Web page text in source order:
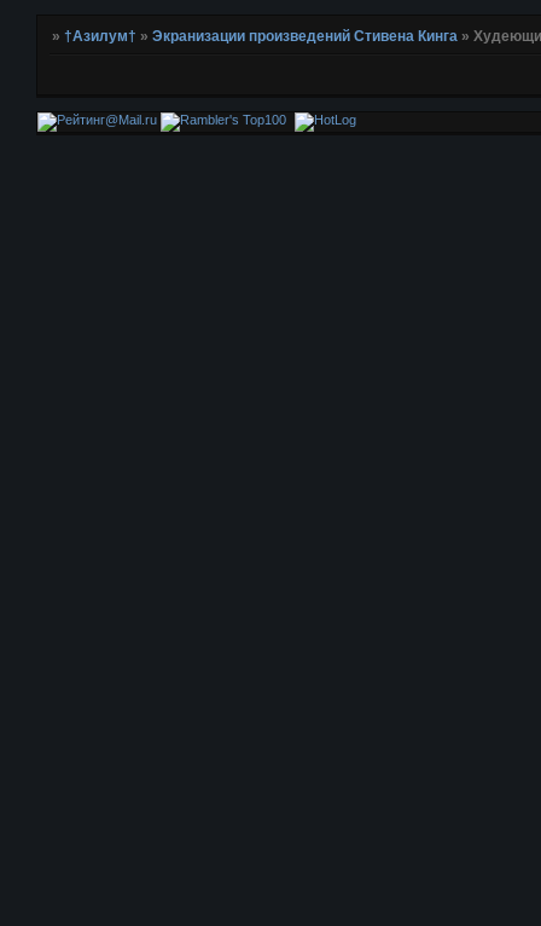
»†Азилум† »Экранизации произведений Стивена Кинга »